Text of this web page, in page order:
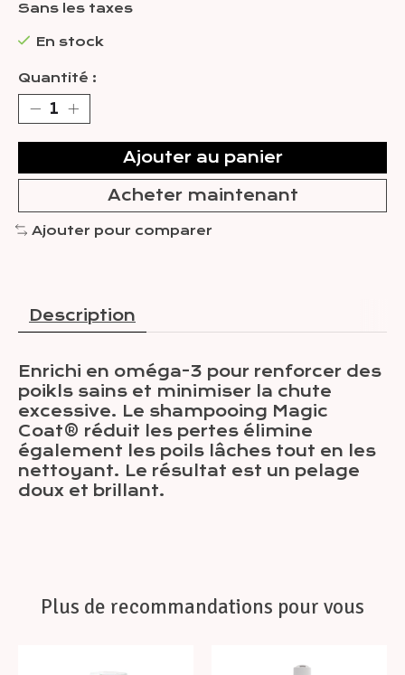
Sans les taxes
En stock
Quantité :
Ajouter au panier
Acheter maintenant
Ajouter pour comparer
Description
Enrichi en oméga-3 pour renforcer des
poikls sains et minimiser la chute
excessive. Le shampooing Magic
Coat® réduit les pertes élimine
également les poils lâches tout en les
nettoyant. Le résultat est un pelage
doux et brillant.
Plus de recommandations pour vous